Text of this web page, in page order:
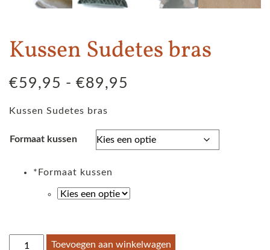
Kussen Sudetes bras
€59,95 - €89,95
€89,95
Kussen Sudetes bras
Formaat kussen
* Formaat kussen
Kussen
Toevoegen aan winkelwagen